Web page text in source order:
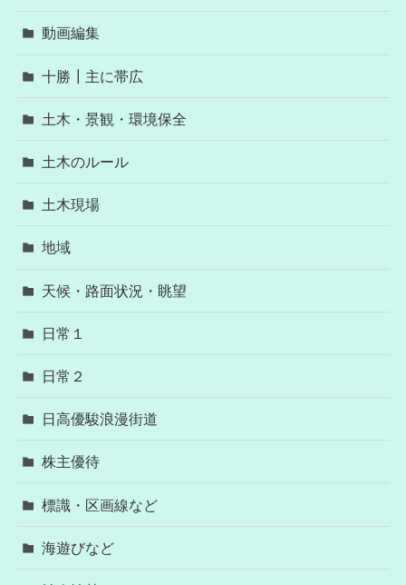
動画編集
十勝┃主に帯広
土木・景観・環境保全
土木のルール
土木現場
地域
天候・路面状況・眺望
日常１
日常２
日高優駿浪漫街道
株主優待
標識・区画線など
海遊びなど